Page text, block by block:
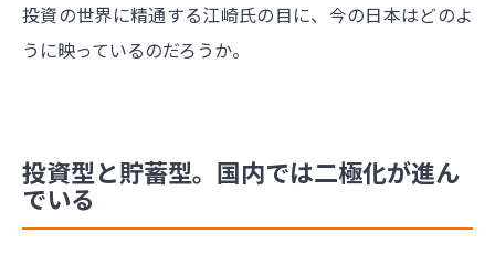
投資の世界に精通する江崎氏の目に、今の日本はどのよ
うに映っているのだろうか。
投資型と貯蓄型。国内では二極化が進ん
でいる